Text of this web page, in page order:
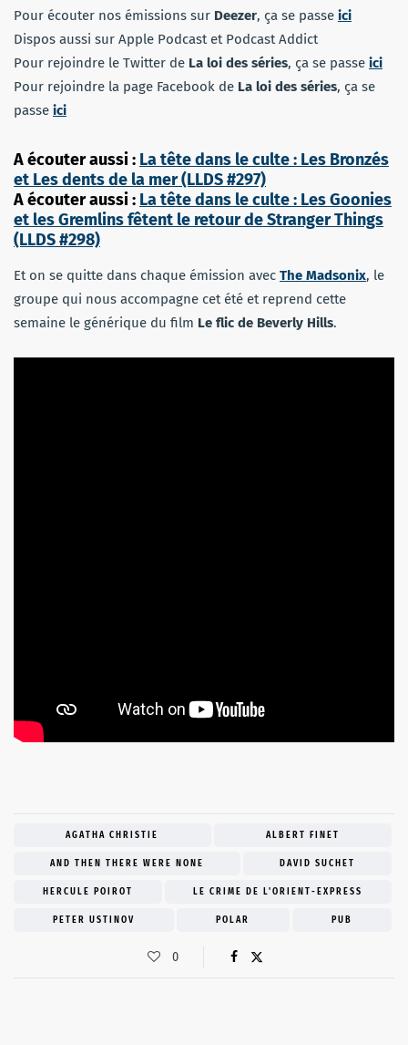
Pour écouter nos émissions sur Deezer, ça se passe ici
Dispos aussi sur Apple Podcast et Podcast Addict
Pour rejoindre le Twitter de La loi des séries, ça se passe ici
Pour rejoindre la page Facebook de La loi des séries, ça se
passe ici
A écouter aussi : La tête dans le culte : Les Bronzés
et Les dents de la mer (LLDS #297)
A écouter aussi : La tête dans le culte : Les Goonies
et les Gremlins fêtent le retour de Stranger Things
(LLDS #298)
Et on se quitte dans chaque émission avec The Madsonix, le
groupe qui nous accompagne cet été et reprend cette
semaine le générique du film Le flic de Beverly Hills.
AGATHA CHRISTIE ALBERT FINET
AND THEN THERE WERE NONE DAVID SUCHET
HERCULE POIROT LE CRIME DE L'ORIENT-EXPRESS
PETER USTINOV POLAR PUB
0